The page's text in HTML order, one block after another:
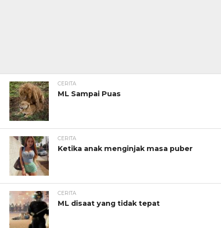
CERITA
ML Sampai Puas
CERITA
Ketika anak menginjak masa puber
CERITA
ML disaat yang tidak tepat